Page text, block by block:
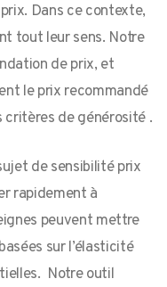
Dans ce contexte,
tout leur sens. Notre
de prix, et
le prix recommandé
critères de générosité .
de sensibilité prix
rapidement à
peuvent mettre
sur l’élasticité
Notre outil